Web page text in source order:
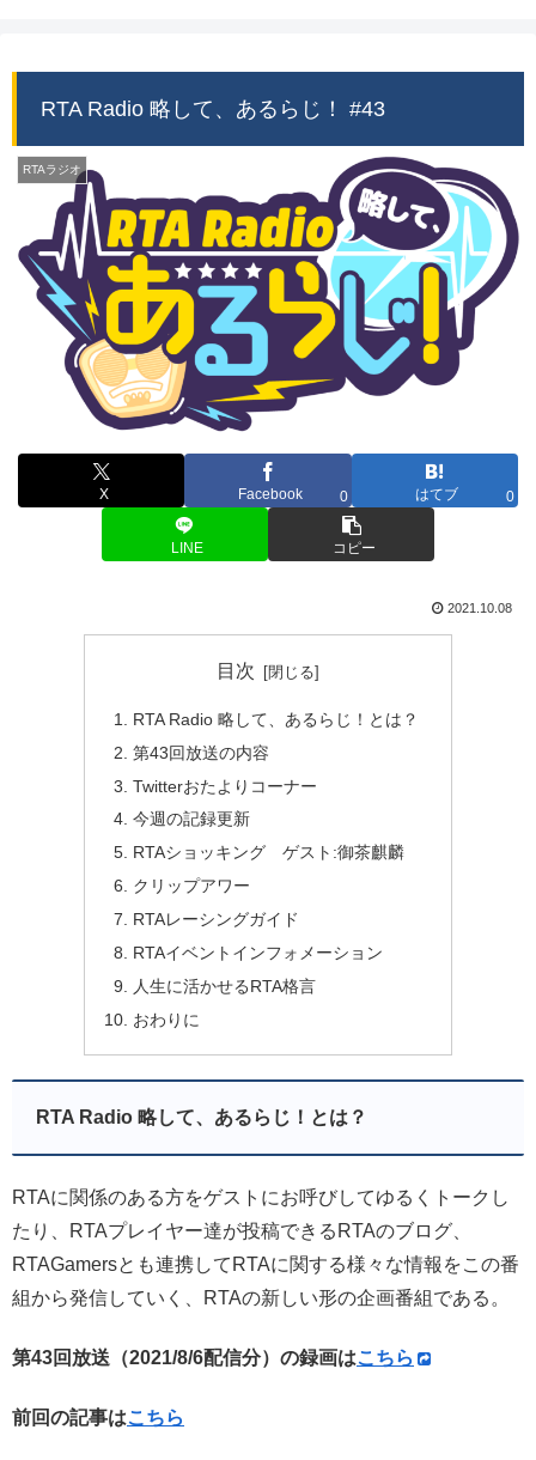
RTA Radio 略して、あるらじ！ #43
RTAラジオ
X Facebook 0 はてブ 0
LINE コピー
2021.10.08
目次
RTA Radio 略して、あるらじ！とは？
第43回放送の内容
Twitterおたよりコーナー
今週の記録更新
RTAショッキング ゲスト:御茶麒麟
クリップアワー
RTAレーシングガイド
RTAイベントインフォメーション
人生に活かせるRTA格言
おわりに
RTA Radio 略して、あるらじ！とは？
RTAに関係のある方をゲストにお呼びしてゆるくトークし
たり、RTAプレイヤー達が投稿できるRTAのブログ、
RTAGamersとも連携してRTAに関する様々な情報をこの番
組から発信していく、RTAの新しい形の企画番組である。
第43回放送（2021/8/6配信分）の録画はこちら
前回の記事はこちら